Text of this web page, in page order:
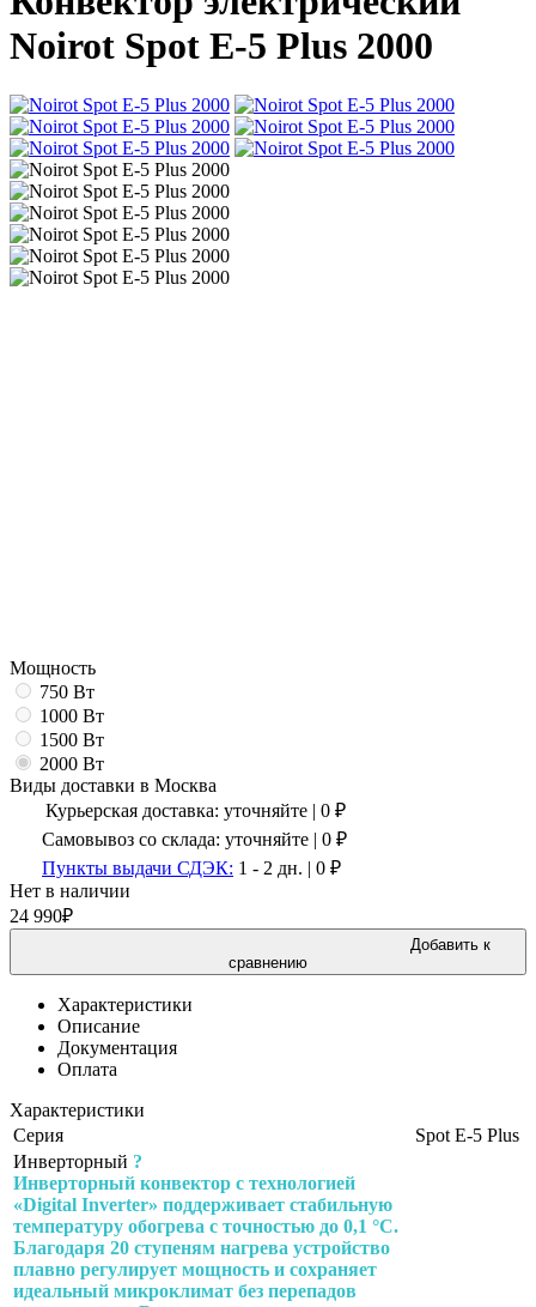
Noirot Spot E-5 Plus 2000
Мощность
750 Вт
1000 Вт
1500 Вт
2000 Вт
Виды доставки в Москва
Курьерская доставка: уточняйте | 0 ₽
Самовывоз со склада: уточняйте | 0 ₽
Пункты выдачи СДЭК: 1 - 2 дн. | 0 ₽
Нет в наличии
24 990₽
Добавить к
сравнению
Характеристики
Описание
Документация
Оплата
Характеристики
Серия
Spot E-5 Plus
Инверторный ?
Инверторный конвектор с технологией
«Digital Inverter» поддерживает стабильную
температуру обогрева с точностью до 0,1 °C.
Благодаря 20 ступеням нагрева устройство
плавно регулирует мощность и сохраняет
идеальный микроклимат без перепадов